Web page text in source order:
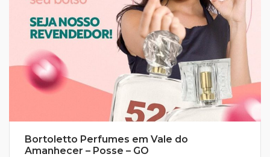
Bortoletto Perfumes em Vale do
Amanhecer – Posse – GO